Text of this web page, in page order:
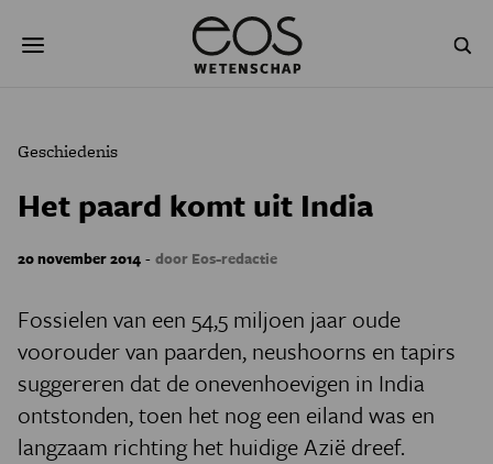
naar
NATUURWETENSCHAPPEN
PODCAST
JONGE UITDAGERS
Geschiedenis
Het paard komt uit India
20 november 2014 - door Eos-redactie
Fossielen van een 54,5 miljoen jaar oude
voorouder van paarden, neushoorns en tapirs
suggereren dat de onevenhoevigen in India
ontstonden, toen het nog een eiland was en
langzaam richting het huidige Azië dreef.